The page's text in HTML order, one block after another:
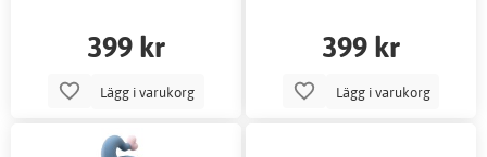
399 kr
Lägg i varukorg
399 kr
Lägg i varukorg